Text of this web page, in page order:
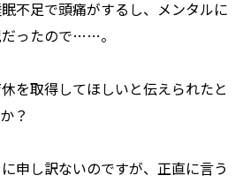
不足で頭痛がするし、メンタルに
ったので……。
休を取得してほしいと伝えられたと
？
申し訳ないのですが、正直に言う